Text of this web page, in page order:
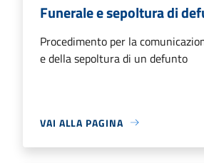
Funerale e sepoltura di
Procedimento per la
e della sepoltura di un defunto
VAI ALLA PAGINA